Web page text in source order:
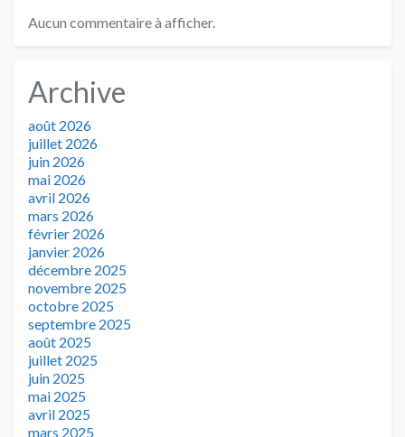
Aucun commentaire à afficher.
Archive
août 2026
juillet 2026
juin 2026
mai 2026
avril 2026
mars 2026
février 2026
janvier 2026
décembre 2025
novembre 2025
octobre 2025
septembre 2025
août 2025
juillet 2025
juin 2025
mai 2025
avril 2025
mars 2025